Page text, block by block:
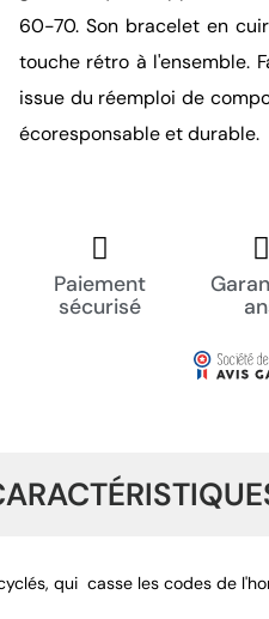
60-70. Son bracelet en
touche rétro à l'ensemble.
issue du réemploi de
écoresponsable et durable.
Paiement
sécurisé
qui casse les codes de